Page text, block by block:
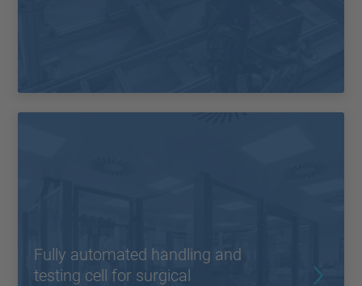
Fully automated handling and
testing cell for surgical